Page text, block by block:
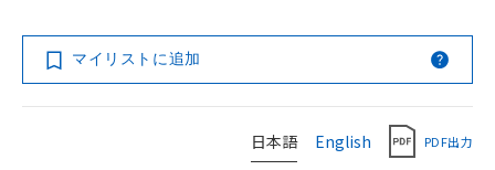
マイリストに追加
日本語 English PDF出力